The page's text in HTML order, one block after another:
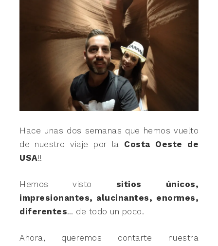
Hace unas dos semanas que hemos vuelto
de nuestro viaje por la Costa Oeste de
USA!!
Hemos visto sitios únicos,
impresionantes, alucinantes, enormes,
diferentes… de todo un poco.
Ahora, queremos contarte nuestra